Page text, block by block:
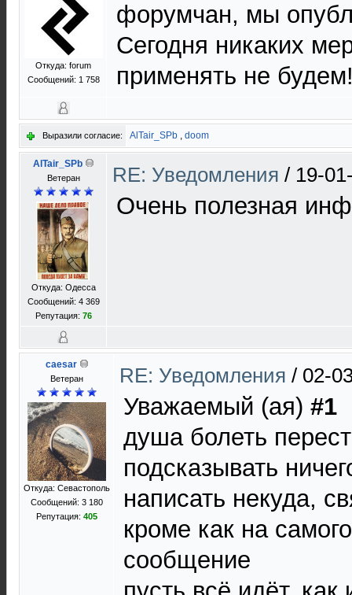
Откуда: forum
Сообщений: 1 758
форумчан, мы
Сегодня никаких
применять не
Выразили согласие: AlTair_SPb , doom
AlTair_SPb
Ветеран
Откуда: Одесса
Сообщений: 4 369
Репутация: 76
RE: Уведомления / 19-
Очень полезная
caesar
Ветеран
Откуда: Севастополь
Сообщений: 3 180
Репутация: 405
RE: Уведомления / 02-
Уважаемый (ая) #1
душа болеть
подсказывать
написать некуда,
кроме как на
сообщение